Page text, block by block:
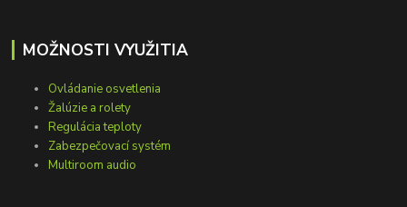
MOŽNOSTI VYUŽITIA
Ovládanie osvetlenia
Žalúzie a rolety
Regulácia teploty
Zabezpečovací systém
Multiroom audio